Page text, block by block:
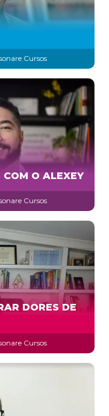
Cursos
COM O ALEXEY
Cursos
DORES DE
Cursos